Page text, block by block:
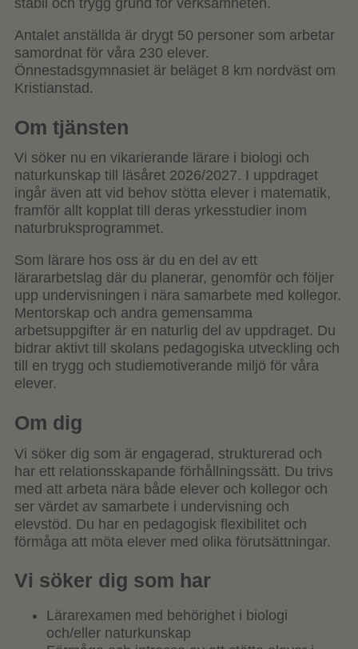
stabil och trygg grund för verksamheten.
Antalet anställda är drygt 50 personer som arbetar
samordnat för våra 230 elever.
Önnestadsgymnasiet är beläget 8 km nordväst om
Kristianstad.
Om tjänsten
Vi söker nu en vikarierande lärare i biologi och
naturkunskap till läsåret 2026/2027. I uppdraget
ingår även att vid behov stötta elever i matematik,
framför allt kopplat till deras yrkesstudier inom
naturbruksprogrammet.
Som lärare hos oss är du en del av ett
lärararbetslag där du planerar, genomför och följer
upp undervisningen i nära samarbete med kollegor.
Mentorskap och andra gemensamma
arbetsuppgifter är en naturlig del av uppdraget. Du
bidrar aktivt till skolans pedagogiska utveckling och
till en trygg och studiemotiverande miljö för våra
elever.
Om dig
Vi söker dig som är engagerad, strukturerad och
har ett relationsskapande förhållningssätt. Du trivs
med att arbeta nära både elever och kollegor och
ser värdet av samarbete i undervisning och
elevstöd. Du har en pedagogisk flexibilitet och
förmåga att möta elever med olika förutsättningar.
Vi söker dig som har
Lärarexamen med behörighet i biologi
och/eller naturkunskap